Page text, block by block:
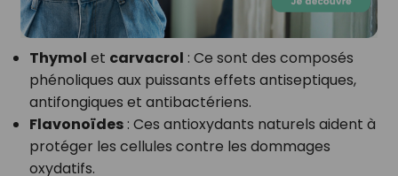
Thymol et carvacrol : Ce sont des composés
phénoliques aux puissants effets antiseptiques,
antifongiques et antibactériens.
Flavonoïdes: Ces antioxydants naturels aident à
protéger les cellules contre les dommages
oxydatifs.